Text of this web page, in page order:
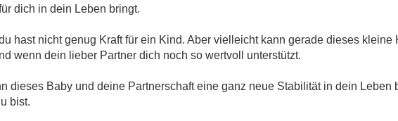
dich in dein Leben bringt.
hast nicht genug Kraft für ein Kind. Aber vielleicht kann gerade dieses
wenn dein lieber Partner dich noch so wertvoll unterstützt.
dieses Baby und deine Partnerschaft eine ganz neue Stabilität in dein Leben
bist.